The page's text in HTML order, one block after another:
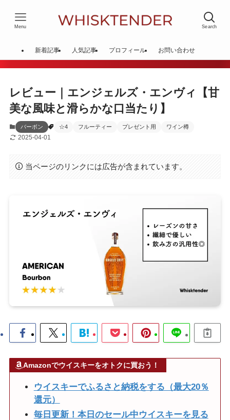
Search
Menu
新着記事 人気記事 プロフィール お問い合わせ
レビュー｜エンジェルズ・エンヴィ【甘
美な風味と滑らかな口当たり】
バーボン ☆4 フルーティー プレゼント用 ワイン樽
2025-04-01
当ページのリンクには広告が含まれています。
Amazonでウイスキーをオトクに買おう！
ウイスキーでふるさと納税をする（最大20％
還元）
毎日更新！本日のセール中ウイスキーを見る